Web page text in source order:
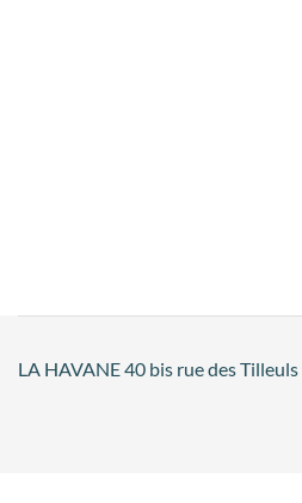
LA HAVANE 40 bis rue des